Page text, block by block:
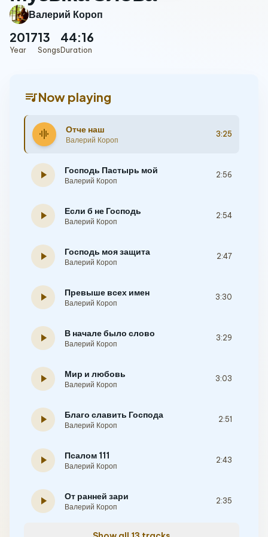
Валерий Короп
2017
Year
13
Songs
44:16
Duration
queue_musicNow playing
graphic_eq Отче наш
Валерий Короп
3:25
play_arrow Господь Пастырь мой
Валерий Короп
2:56
play_arrow Если б не Господь
Валерий Короп
2:54
play_arrow Господь моя защита
Валерий Короп
2:47
play_arrow Превыше всех имен
Валерий Короп
3:30
play_arrow В начале было слово
Валерий Короп
3:29
play_arrow Мир и любовь
Валерий Короп
3:03
play_arrow Благо славить Господа
Валерий Короп
2:51
play_arrow Псалом 111
Валерий Короп
2:43
play_arrow От ранней зари
Валерий Короп
2:35